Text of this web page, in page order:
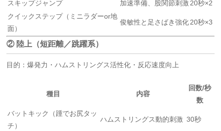
スキップジャンプ 加速準備、股関節刺激 20秒×2
クイックステップ（ミニラダーor地
面）
俊敏性と足さばき強化20秒×3
② 陸上（短距離／跳躍系）
目的：爆発力・ハムストリングス活性化・反応速度向上
種目 内容
回数/秒
数
バットキック（踵でお尻タッ
チ）
ハムストリングス動的刺激 30秒